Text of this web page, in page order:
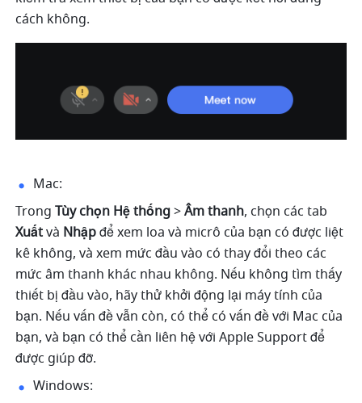
cách không.
Mac:
Trong Tùy chọn Hệ thống > Âm thanh
Xuất và Nhập để xem loa và micrô của bạn có được liệt
kê không, và xem mức đầu vào có thay đổi theo các
mức âm thanh khác nhau không. Nếu không tìm thấy
thiết bị đầu vào, hãy thử khởi động lại máy tính của
bạn. Nếu vấn đề vẫn còn, có thể có vấn đề với Mac của
bạn, và bạn có thể cần liên hệ với Apple Support để
được giúp đỡ.
Windows: